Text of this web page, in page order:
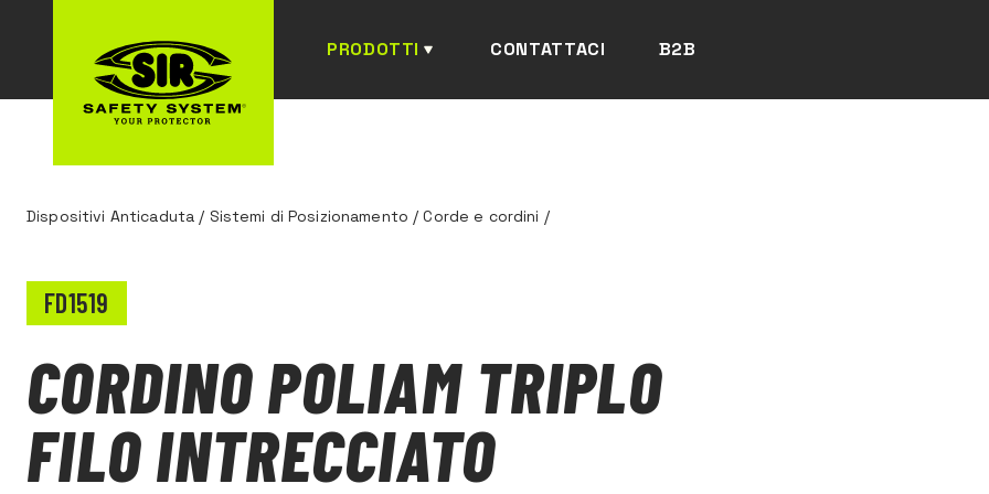
PRODOTTI CONTATTACI B2B
Dispositivi Anticaduta / Sistemi di Posizionamento /Corde e cordini /
FD1519
CORDINO POLIAM TRIPLO
FILO INTRECCIATO